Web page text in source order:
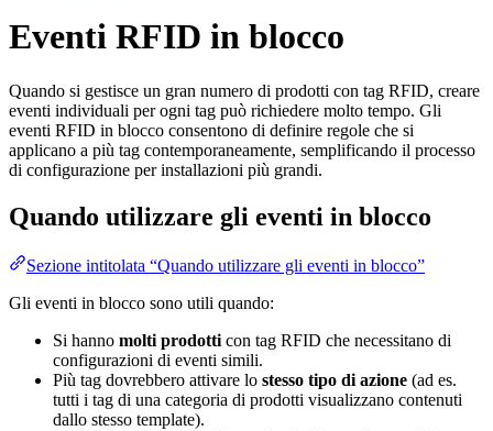
Eventi RFID in blocco
Quando si gestisce un gran numero di prodotti con tag RFID, creare
eventi individuali per ogni tag può richiedere molto tempo. Gli
eventi RFID in blocco consentono di definire regole che si
applicano a più tag contemporaneamente, semplificando il processo
di configurazione per installazioni più grandi.
Quando utilizzare gli eventi in blocco
Sezione intitolata “Quando utilizzare gli eventi in blocco”
Gli eventi in blocco sono utili quando:
Si hanno molti prodotti con tag RFID che necessitano di
configurazioni di eventi simili.
Più tag dovrebbero attivare lo stesso tipo di azione (ad es.
tutti i tag di una categoria di prodotti visualizzano contenuti
dallo stesso template).